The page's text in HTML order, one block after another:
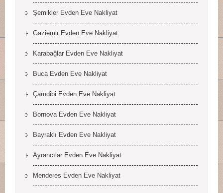
Şemikler Evden Eve Nakliyat
Gaziemir Evden Eve Nakliyat
Karabağlar Evden Eve Nakliyat
Buca Evden Eve Nakliyat
Çamdibi Evden Eve Nakliyat
Bornova Evden Eve Nakliyat
Bayraklı Evden Eve Nakliyat
Ayrancılar Evden Eve Nakliyat
Menderes Evden Eve Nakliyat